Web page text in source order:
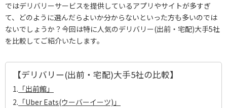
ではデリバリーサービスを提供しているアプリやサイトが多すぎ
て、どのように選んだらよいか分からないといった方も多いのでは
ないでしょうか？今回は特に人気のデリバリー(出前・宅配)大手5社
を比較してご紹介いたします。
【デリバリー(出前・宅配)大手5社の比較】
1. 「出前館」
2. 「Uber Eats(ウーバーイーツ)」